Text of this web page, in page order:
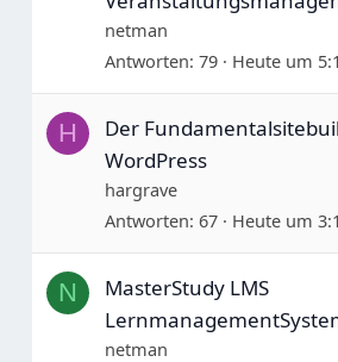
netman
Antworten 79 Heute um
H
Der
WordPress
hargrave
Antworten 67 Heute um
N
MasterStudy LMS
netman